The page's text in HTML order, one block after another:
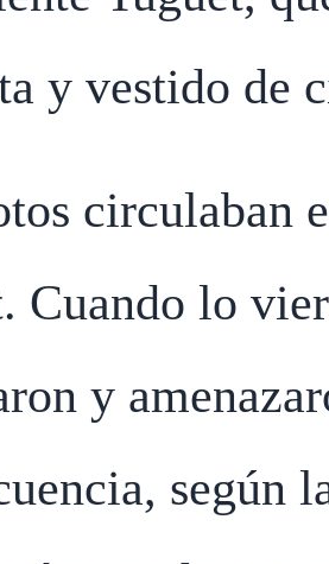
y vestido de
circulaban
Cuando lo
y
según